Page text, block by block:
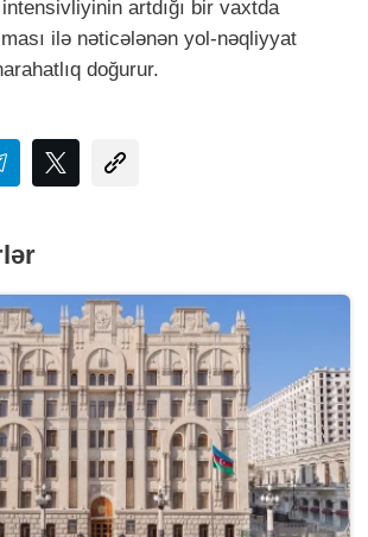
artdığı bir vaxtda
ilə nəticələnən yol-nəqliyyat
doğurur.